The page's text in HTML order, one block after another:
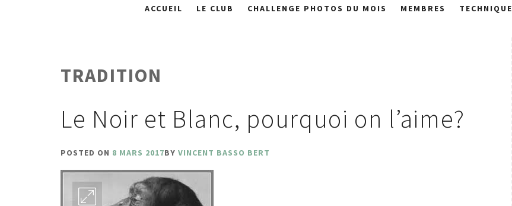
ACCUEIL LE CLUB CHALLENGE PHOTOS DU MOIS MEMBRES TECHNIQUE
TRADITION
Le Noir et Blanc, pourquoi on l’aime?
POSTED ON 8 MARS 2017BY VINCENT BASSO BERT